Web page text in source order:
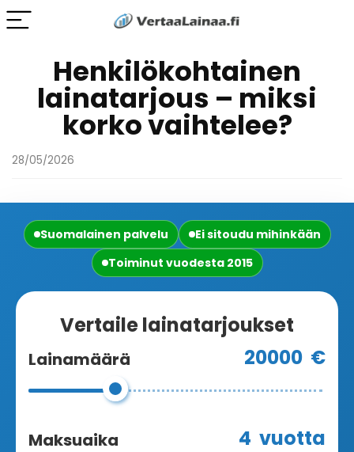
Henkilökohtainen
lainatarjous – miksi
korko vaihtelee?
28/05/2026
Suomalainen palvelu
Ei sitoudu mihinkään
Toiminut vuodesta 2015
Vertaile lainatarjoukset
Lainamäärä 20000 €
Maksuaika 4 vuotta